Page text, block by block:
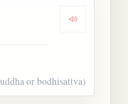
Dengarkan
or bodhisattva)